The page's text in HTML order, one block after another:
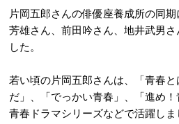
片岡五郎さんの俳優座養成所の同
芳雄さん、前田吟さん、地井武男
した。
若い頃の片岡五郎さんは、「青春
だ」、「でっかい青春」、「進め
青春ドラマシリーズなどで活躍しま